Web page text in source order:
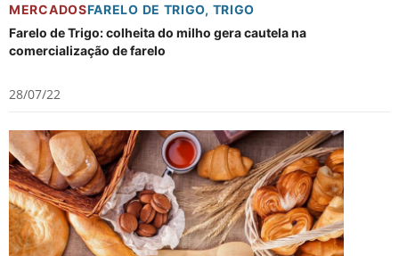
MERCADOSFARELO DE TRIGO, TRIGO
Farelo de Trigo: colheita do milho gera cautela na
comercialização de farelo
28/07/22